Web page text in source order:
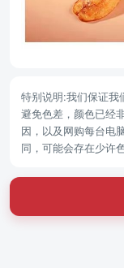
特别说明:我们保证我
避免色差，颜色已经
因，以及网购每台电
同，可能会存在少许色